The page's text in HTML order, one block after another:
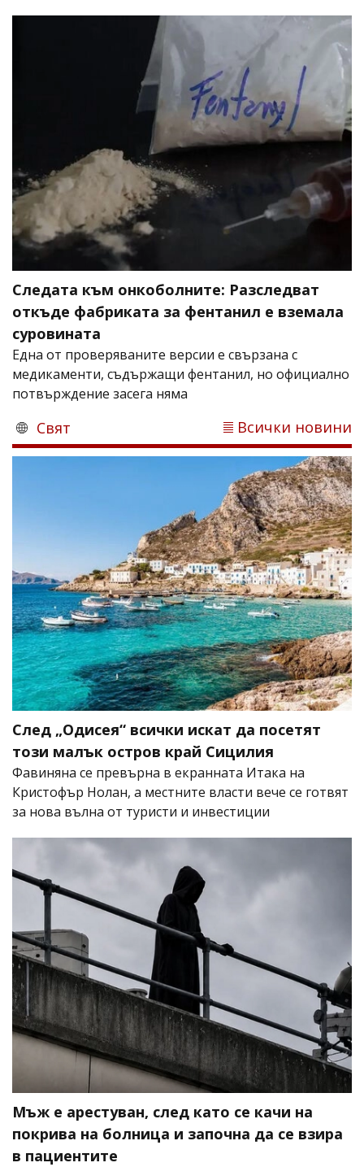
Следата към онкоболните: Разследват
откъде фабриката за фентанил е вземала
суровината
Една от проверяваните версии е свързана с
медикаменти, съдържащи фентанил, но официално
потвърждение засега няма
Свят Всички новини
След „Одисея“ всички искат да посетят
този малък остров край Сицилия
Фавиняна се превърна в екранната Итака на
Кристофър Нолан, а местните власти вече се готвят
за нова вълна от туристи и инвестиции
Мъж е арестуван, след като се качи на
покрива на болница и започна да се взира
в пациентите